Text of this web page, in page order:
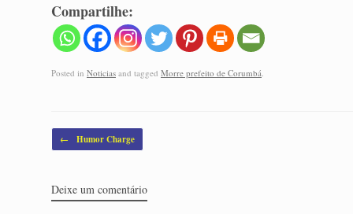
Compartilhe:
Posted in Noticias and tagged Morre prefeito de Corumbá
Post navigation
← Humor Charge
Deixe um comentário